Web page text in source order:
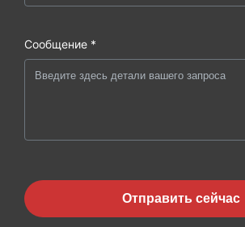
Сообщение *
Отправить сейчас